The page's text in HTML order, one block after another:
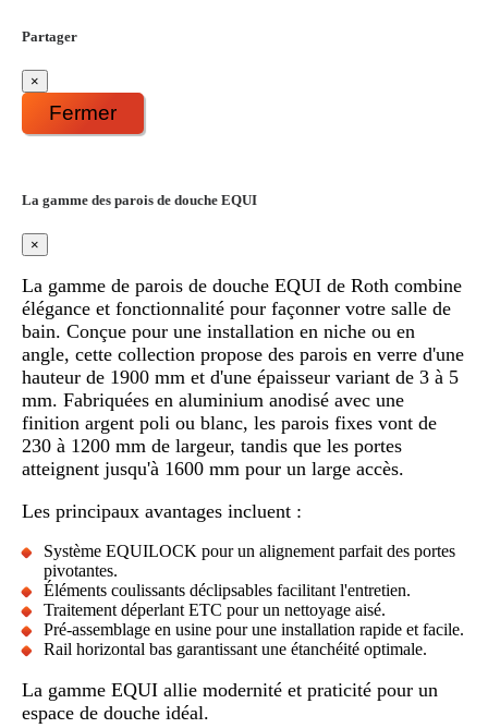
Partager
×
Fermer
La gamme des parois de douche EQUI
×
La gamme de parois de douche EQUI de Roth combine
élégance et fonctionnalité pour façonner votre salle de
bain. Conçue pour une installation en niche ou en
angle, cette collection propose des parois en verre d'une
hauteur de 1900 mm et d'une épaisseur variant de 3 à 5
mm. Fabriquées en aluminium anodisé avec une
finition argent poli ou blanc, les parois fixes vont de
230 à 1200 mm de largeur, tandis que les portes
atteignent jusqu'à 1600 mm pour un large accès.
Les principaux avantages incluent :
Système EQUILOCK pour un alignement parfait des portes
pivotantes.
Éléments coulissants déclipsables facilitant l'entretien.
Traitement déperlant ETC pour un nettoyage aisé.
Pré-assemblage en usine pour une installation rapide et facile.
Rail horizontal bas garantissant une étanchéité optimale.
La gamme EQUI allie modernité et praticité pour un
espace de douche idéal.